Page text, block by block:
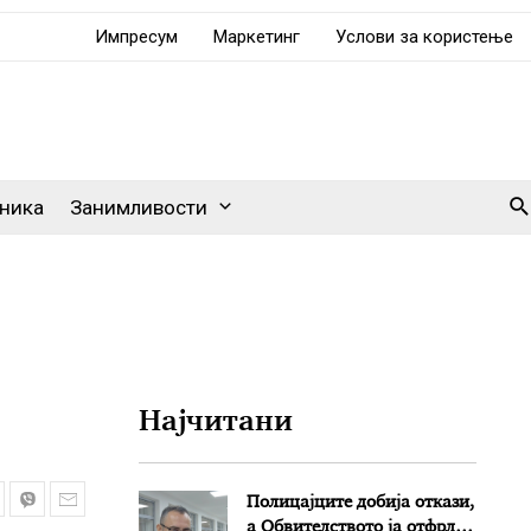
Импресум Маркетинг Услови за користење
Занимливости
Најчитани
Полицајците добија откази,
а Обвителството ја отфрли